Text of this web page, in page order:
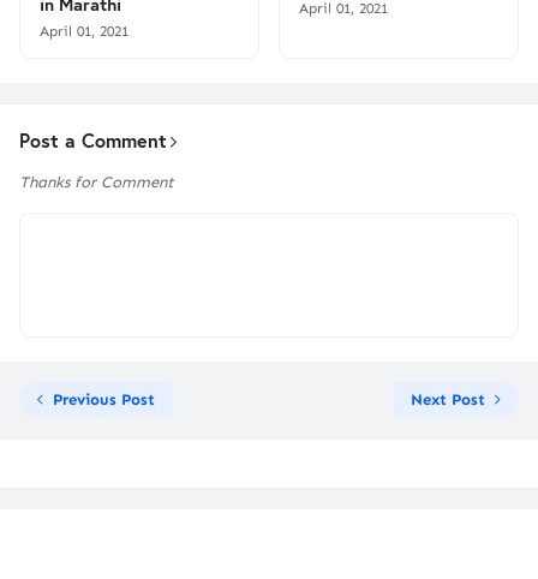
April 01, 2021
April 01, 2021
Post a Comment
Thanks for Comment
Previous Post Next Post